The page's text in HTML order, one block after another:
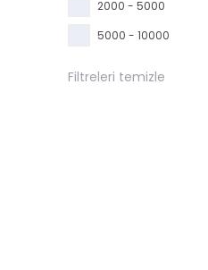
2000 - 5000
5000 - 10000
Filtreleri temizle